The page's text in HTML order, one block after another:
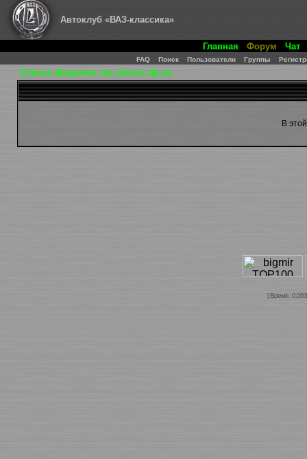
Автоклуб «ВАЗ-классика»
Главная Форум Чат
FAQ Поиск Пользователи Группы
Список форумов vaz-classic.dp.ua
В
[ Время :